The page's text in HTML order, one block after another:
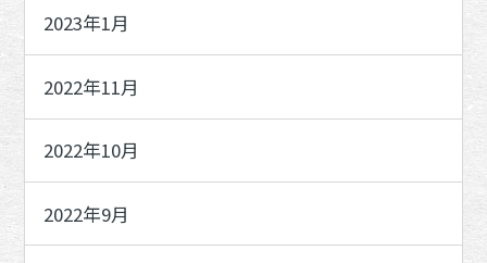
2023年1月
2022年11月
2022年10月
2022年9月